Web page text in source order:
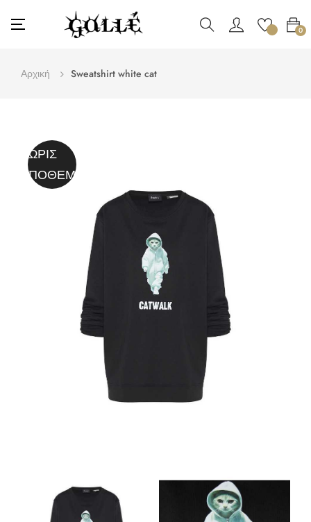
Toggle
navigation
☰ 0
Αρχική Sweatshirt white cat
ΧΩΡΊΣ
ΑΠΌΘΕΜΑ